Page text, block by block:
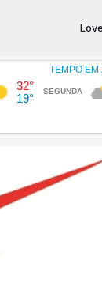
Love